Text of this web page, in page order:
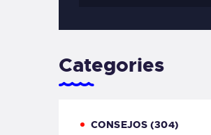
Categories
CONSEJOS (304)